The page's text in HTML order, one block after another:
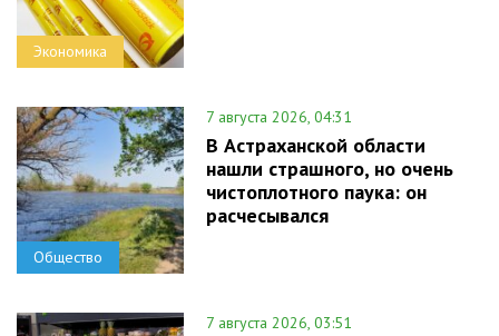
Экономика
Общество
7 августа 2026, 04:31
В Астраханской области
нашли страшного, но очень
чистоплотного паука: он
расчесывался
7 августа 2026, 03:51